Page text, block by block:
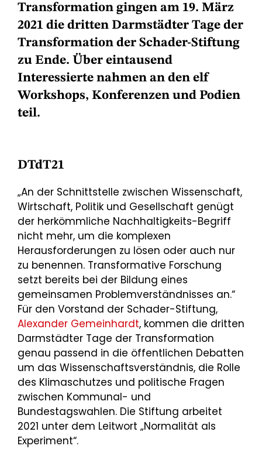
Transformation gingen am 19. März
2021 die dritten Darmstädter Tage der
Transformation der Schader-Stiftung
zu Ende. Über eintausend
Interessierte nahmen an den elf
Workshops, Konferenzen und Podien
teil.
DTdT21
„An der Schnittstelle zwischen Wissenschaft,
Wirtschaft, Politik und Gesellschaft genügt
der herkömmliche Nachhaltigkeits-Begriff
nicht mehr, um die komplexen
Herausforderungen zu lösen oder auch nur
zu benennen. Transformative Forschung
setzt bereits bei der Bildung eines
gemeinsamen Problemverständnisses an.“
Für den Vorstand der Schader-Stiftung,
Alexander Gemeinhardt, kommen die dritten
Darmstädter Tage der Transformation
genau passend in die öffentlichen Debatten
um das Wissenschaftsverständnis, die Rolle
des Klimaschutzes und politische Fragen
zwischen Kommunal- und
Bundestagswahlen. Die Stiftung arbeitet
2021 unter dem Leitwort „Normalität als
Experiment“.